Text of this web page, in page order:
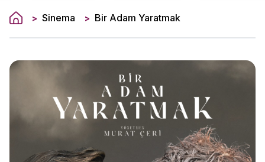
> Sinema > Bir Adam Yaratmak